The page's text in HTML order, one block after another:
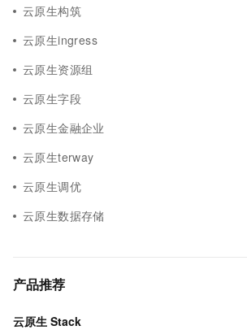
云原生构筑
云原生ingress
云原生资源组
云原生字段
云原生金融企业
云原生terway
云原生调优
云原生数据存储
产品推荐
云原生 Stack